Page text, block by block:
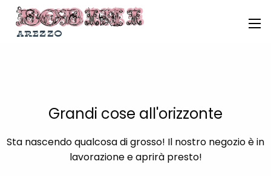
Grandi cose all'orizzonte
Sta nascendo qualcosa di grosso! Il nostro negozio è in
lavorazione e aprirà presto!